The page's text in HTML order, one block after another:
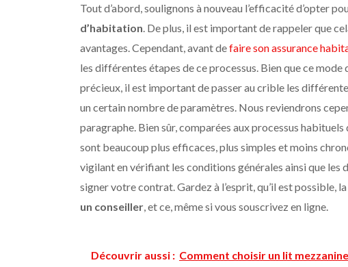
Tout d’abord, soulignons à nouveau l’efficacité d’opter
d’habitation. De plus, il est important de rappeler que
avantages. Cependant, avant defaire son assurance
les différentes étapes de ce processus. Bien que ce
précieux, il est important de passer au crible les
un certain nombre de paramètres. Nous reviendrons
paragraphe. Bien sûr, comparées aux processus
sont beaucoup plus efficaces, plus simples et moins
vigilant en vérifiant les conditions générales ainsi que
signer votre contrat. Gardez à l’esprit, qu’il est possible,
un conseiller, et ce, même si vous souscrivez en ligne.
Découvrir aussi : Comment choisir un lit